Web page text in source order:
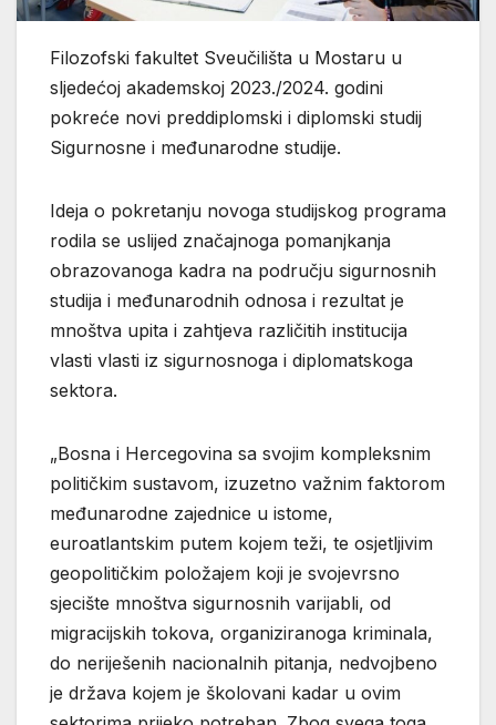
Filozofski fakultet Sveučilišta u Mostaru u
sljedećoj akademskoj 2023./2024. godini
pokreće novi preddiplomski i diplomski studij
Sigurnosne i međunarodne studije.
Ideja o pokretanju novoga studijskog programa
rodila se uslijed značajnoga pomanjkanja
obrazovanoga kadra na području sigurnosnih
studija i međunarodnih odnosa i rezultat je
mnoštva upita i zahtjeva različitih institucija
vlasti vlasti iz sigurnosnoga i diplomatskoga
sektora.
„Bosna i Hercegovina sa svojim kompleksnim
političkim sustavom, izuzetno važnim faktorom
međunarodne zajednice u istome,
euroatlantskim putem kojem teži, te osjetljivim
geopolitičkim položajem koji je svojevrsno
sjecište mnoštva sigurnosnih varijabli, od
migracijskih tokova, organiziranoga kriminala,
do neriješenih nacionalnih pitanja, nedvojbeno
je država kojem je školovani kadar u ovim